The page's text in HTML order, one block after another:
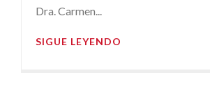
Dra. Carmen...
SIGUE LEYENDO